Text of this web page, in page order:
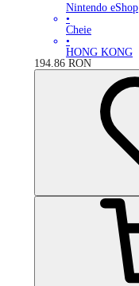
Nintendo eShop
•
Cheie
•
HONG KONG
194.86 RON